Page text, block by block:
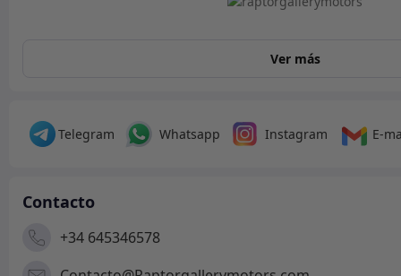
Ver más
Telegram Whatsapp Instagram E-
Contacto
+34 645346578